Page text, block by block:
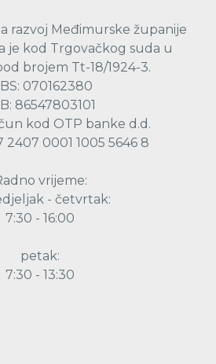
razvoj Međimurske županije
je kod Trgovačkog suda u
brojem Tt-18/1924-3.
070162380
86547803101
kod OTP banke d.d.
2407 0001 1005 5646 8
vrijeme:
- četvrtak:
7:30 - 16:00
petak:
7:30 - 13:30